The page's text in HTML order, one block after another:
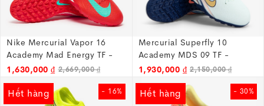
Nike Mercurial Vapor 16
Academy Mad Energy TF -
Đỏ - FQ8449-800
1,630,000 ₫ 2,669,000 ₫
Mercurial Superfly 10
Academy MDS 09 TF -
Trắng/Xanh - FZ1382-300
1,930,000 ₫ 2,150,000 ₫
- 16%
Hết hàng - 30%
Hết hàng